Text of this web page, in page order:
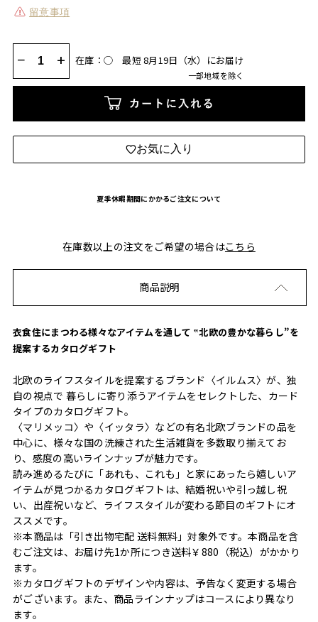
留意事項
− + 在庫：◯ 最短 8月19日（水）にお届け
一部地域を除く
カートに入れる
お気に入り
夏季休暇期間にかかるご注文について
在庫数以上の注文をご希望の場合はこちら
商品説明
衣食住にまつわる様々なアイテムを通して ‟北欧の豊かな暮らし”を
提案するカタログギフト
北欧のライフスタイルを提案するブランド〈イルムス〉が、独
自の視点で 暮らしに寄り添うアイテムをセレクトした、カード
タイプのカタログギフト。
〈マリメッコ〉や〈イッタラ〉などの有名北欧ブランドの品を
中心に、様々な国の洗練された生活雑貨を多数取り揃えてお
り、感度の高いラインナップが魅力です。
読み進めるたびに「あれも、これも」と家にあったら嬉しいア
イテムが見つかるカタログギフトは、結婚祝いや引っ越し祝
い、出産祝いなど、ライフスタイルが変わる節目のギフトにオ
ススメです。
※本商品は「引き出物宅配 送料無料」対象外です。本商品を含
むご注文は、お届け先1か所につき送料￥880（税込）がかかり
ます。
※カタログギフトのデザインや内容は、予告なく変更する場合
がございます。また、商品ラインナップはコースにより異なり
ます。